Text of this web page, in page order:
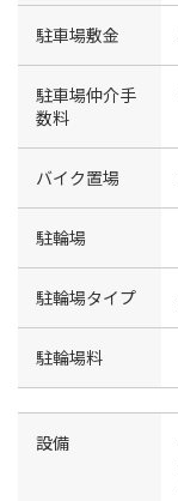
駐車場敷金
駐車場仲介手
数料
バイク置場
駐輪場
駐輪場タイプ
駐輪場料
設備